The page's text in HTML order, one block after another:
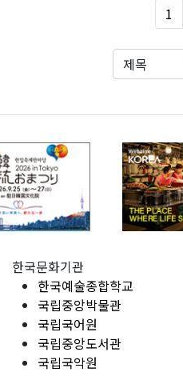
1
한국문화기관
한국예술종합학교
국립중앙박물관
국립국어원
국립중앙도서관
국립국악원